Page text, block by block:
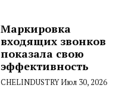
Маркировка
входящих звонков
показала свою
эффективность
CHELINDUSTRYИюл 30, 2026